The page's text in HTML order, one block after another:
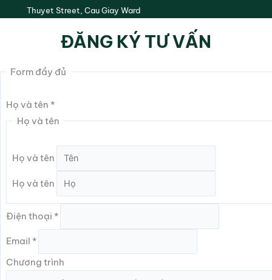
Thuyet Street, Cau Giay Ward
ĐĂNG KÝ TƯ VẤN
Form đầy đủ
Họ và tên*
Họ và tên
Họ và tên
Họ và tên
Điện thoại*
Email*
Chương trình